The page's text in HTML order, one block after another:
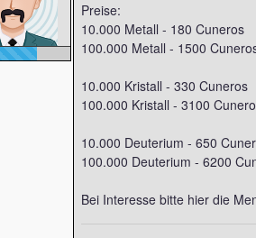
Preise:
10.000 Metall - 180 Cuneros
100.000 Metall - 1500
10.000 Kristall - 330 Cuneros
100.000 Kristall - 3100
10.000 Deuterium - 650
100.000 Deuterium - 6200
Bei Interesse bitte hier die